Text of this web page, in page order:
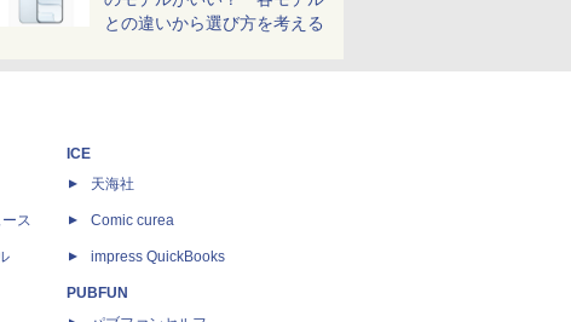
との違いから選び方を考える
ス
ICE
天海社
Comic curea
impress QuickBooks
PUBFUN